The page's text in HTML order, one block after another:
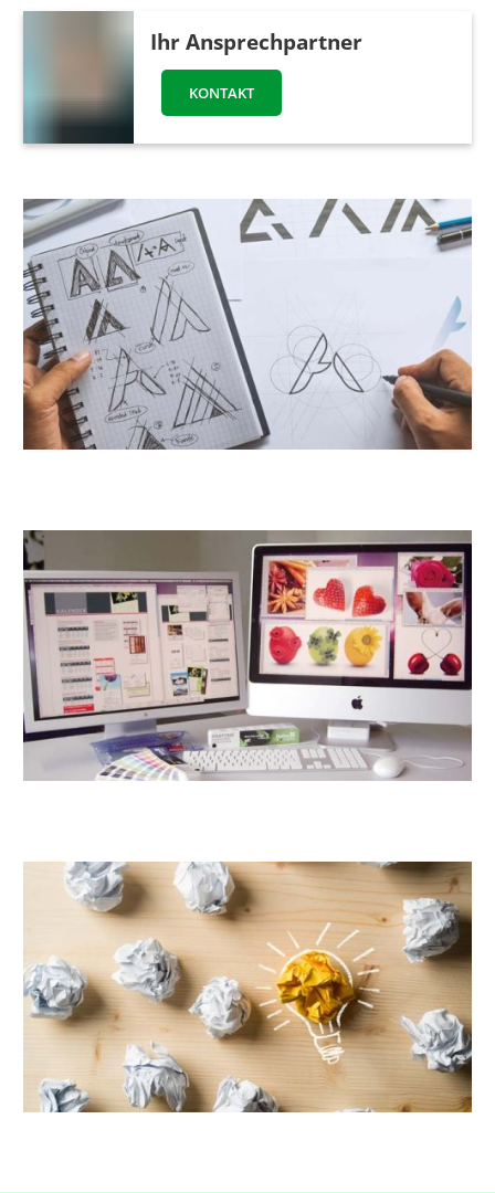
Ihr Ansprechpartner
KONTAKT